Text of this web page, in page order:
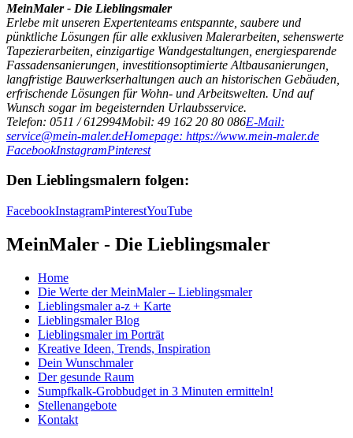
MeinMaler - Die Lieblingsmaler
Erlebe mit unseren Expertenteams entspannte, saubere und
pünktliche Lösungen für alle exklusiven Malerarbeiten, sehenswerte
Tapezierarbeiten, einzigartige Wandgestaltungen, energiesparende
Fassadensanierungen, investitionsoptimierte Altbausanierungen,
langfristige Bauwerkserhaltungen auch an historischen Gebäuden,
erfrischende Lösungen für Wohn- und Arbeitswelten. Und auf
Wunsch sogar im begeisternden Urlaubsservice.
Telefon: 0511 / 612994Mobil: 49 162 20 80 086E-Mail:
service@mein-maler.deHomepage: https://www.mein-maler.de
FacebookInstagramPinterest
Den Lieblingsmalern folgen:
FacebookInstagramPinterestYouTube
MeinMaler - Die Lieblingsmaler
Home
Die Werte der MeinMaler – Lieblingsmaler
Lieblingsmaler a-z + Karte
Lieblingsmaler Blog
Lieblingsmaler im Porträt
Kreative Ideen, Trends, Inspiration
Dein Wunschmaler
Der gesunde Raum
Sumpfkalk-Grobbudget in 3 Minuten ermitteln!
Stellenangebote
Kontakt